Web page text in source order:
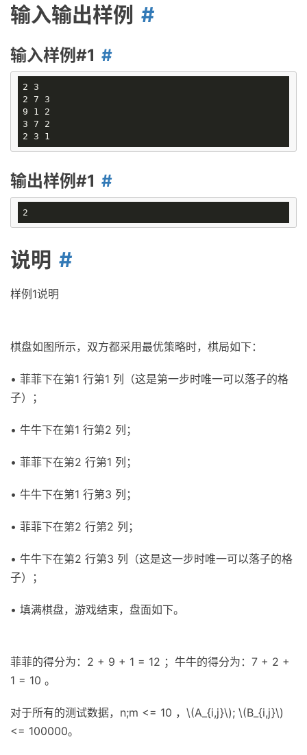
输入输出样例
输入样例#1
2 3
2 7 3
9 1 2
3 7 2
输出样例#1
说明
样例1说明
棋盘如图所示，双方都采用最优策略时，棋局如下：
• 菲菲下在第1 行第1 列（这是第一步时唯一可以落子的格
子）；
• 牛牛下在第1 行第2 列；
• 菲菲下在第2 行第1 列；
• 牛牛下在第1 行第3 列；
• 菲菲下在第2 行第2 列；
• 牛牛下在第2 行第3 列（这是这一步时唯一可以落子的格
子）；
• 填满棋盘，游戏结束，盘面如下。
菲菲的得分为：2 + 9 + 1 = 12 ；牛牛的得分为：7 + 2 +
1 = 10 。
对于所有的测试数据，n;m <= 10 ，\(A_{i,j}\); \(B_{i,j}\)
<= 100000。